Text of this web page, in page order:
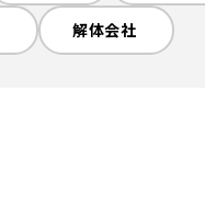
解体会社